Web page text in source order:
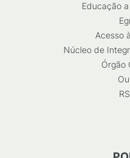
Educação
Acesso
Núcleo de
Órgão